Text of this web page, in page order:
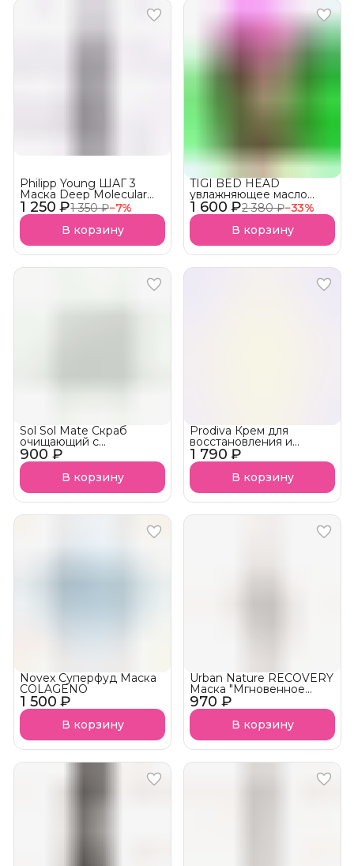
1 250 ₽1 350 ₽−7%
Philipp Young ШАГ 3
Маска Deep Molecular
Conditioner
Ультраувлажняющая
В корзину
1 600 ₽2 380 ₽−33%
TIGI BED HEAD
увлажняющее масло
желе для волос WANNA
GLOW АКЦИЯ!
В корзину
900 ₽
Sol Sol Mate Скраб
очищающий с
экстрактом листьев
падуба
В корзину
1 790 ₽
Prodiva Крем для
восстановления и
гладкости волос Silky
Hair Cream NEW!
В корзину
1 500 ₽
Novex Суперфуд Маска
COLAGENO
В корзину
970 ₽
Urban Nature RECOVERY
Маска "Мгновенное
восстановление"
В корзину